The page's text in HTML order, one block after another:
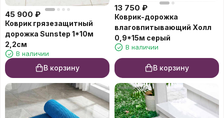
45 900 ₽
Коврик грязезащитный
дорожка Sunstep 1*10м
2,2см
В наличии
В корзину
13 750 ₽
Коврик-дорожка
влаговпитывающий Холл
0,9*15м серый
В наличии
В корзину